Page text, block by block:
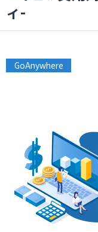
ィ-
GoAnywhere